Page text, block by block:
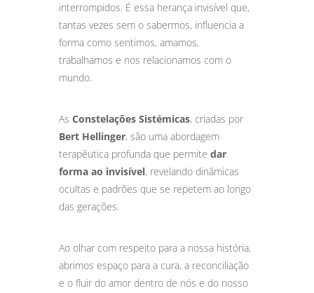
interrompidos. É essa herança invisível que,
tantas vezes sem o sabermos, influencia a
forma como sentimos, amamos,
trabalhamos e nos relacionamos com o
mundo.
As Constelações Sistémicas, criadas por
Bert Hellinger, são uma abordagem
terapêutica profunda que permite dar
forma ao invisível, revelando dinâmicas
ocultas e padrões que se repetem ao longo
das gerações.
Ao olhar com respeito para a nossa história,
abrimos espaço para a cura, a reconciliação
e o fluir do amor dentro de nós e do nosso